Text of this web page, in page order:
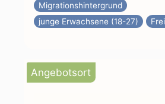
Migrationshintergrund
junge Erwachsene (18-27)
Angebotsort